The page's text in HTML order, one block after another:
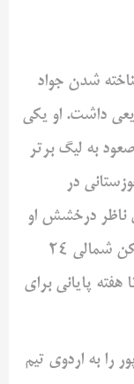
شدن جواد
داشت. او یکی
به لیگ برتر
در
ناظر درخشش او
و به ثمر رساندن 10 گل توسط این بازیکن شمالی 24
پایانی برای
را به اردوی تیم